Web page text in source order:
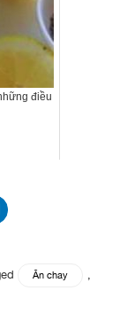
điều
Ăn chay